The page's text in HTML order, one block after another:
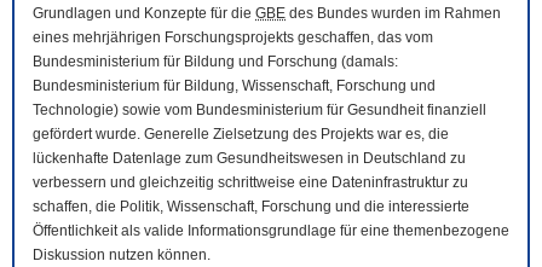
Grundlagen und Konzepte für die GBE des Bundes wurden im Rahmen
eines mehrjährigen Forschungsprojekts geschaffen, das vom
Bundesministerium für Bildung und Forschung (damals:
Bundesministerium für Bildung, Wissenschaft, Forschung und
Technologie) sowie vom Bundesministerium für Gesundheit finanziell
gefördert wurde. Generelle Zielsetzung des Projekts war es, die
lückenhafte Datenlage zum Gesundheitswesen in Deutschland zu
verbessern und gleichzeitig schrittweise eine Dateninfrastruktur zu
schaffen, die Politik, Wissenschaft, Forschung und die interessierte
Öffentlichkeit als valide Informationsgrundlage für eine themenbezogene
Diskussion nutzen können.